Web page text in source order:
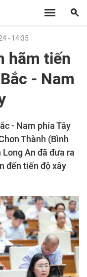
- 14:35
hãm tiến
- Nam
- Nam phía Tây
Thành (Bình
An đã đưa ra
đến tiến độ xây